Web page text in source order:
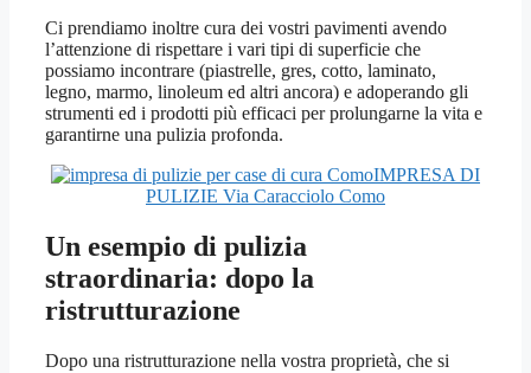
Ci prendiamo inoltre cura dei vostri pavimenti avendo
l’attenzione di rispettare i vari tipi di superficie che
possiamo incontrare (piastrelle, gres, cotto, laminato,
legno, marmo, linoleum ed altri ancora) e adoperando gli
strumenti ed i prodotti più efficaci per prolungarne la vita e
garantirne una pulizia profonda.
IMPRESA DI
PULIZIE Via Caracciolo Como
Un esempio di pulizia
straordinaria: dopo la
ristrutturazione
Dopo una ristrutturazione nella vostra proprietà, che si